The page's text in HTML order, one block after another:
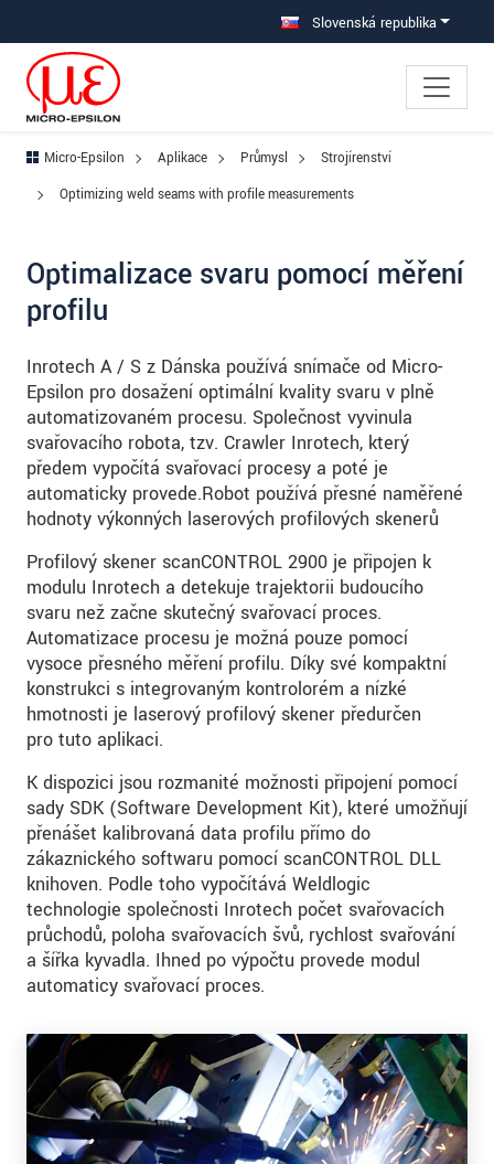
Prejdite priamo na hlavnú navigáciu Slovenská republika
Micro-Epsilon Aplikace Průmysl
Strojírenství
Optimizing weld seams with profile measurements
Optimalizace svaru pomocí měření
profilu
Inrotech A / S z Dánska používá snímače od Micro-
Epsilon pro dosažení optimální kvality svaru v plně
automatizovaném procesu. Společnost vyvinula
svařovacího robota, tzv. Crawler Inrotech, který
předem vypočítá svařovací procesy a poté je
automaticky provede.Robot používá přesné naměřené
hodnoty výkonných laserových profilových skenerů
Profilový skener scanCONTROL 2900 je připojen k
modulu Inrotech a detekuje trajektorii budoucího
svaru než začne skutečný svařovací proces.
Automatizace procesu je možná pouze pomocí
vysoce přesného měření profilu. Díky své kompaktní
konstrukci s integrovaným kontrolorém a nízké
hmotnosti je laserový profilový skener předurčen
pro tuto aplikaci.
K dispozici jsou rozmanité možnosti připojení pomocí
sady SDK (Software Development Kit), které umožňují
přenášet kalibrovaná data profilu přímo do
zákaznického softwaru pomocí scanCONTROL DLL
knihoven. Podle toho vypočítává Weldlogic
technologie společnosti Inrotech počet svařovacích
průchodů, poloha svařovacích švů, rychlost svařování
a šířka kyvadla. Ihned po výpočtu provede modul
automaticy svařovací proces.